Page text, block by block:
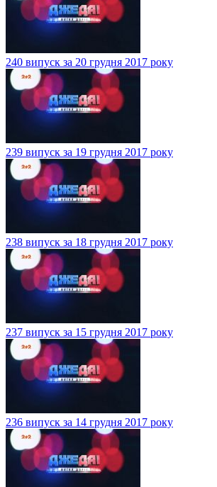
240 випуск за 20 грудня 2017 року
239 випуск за 19 грудня 2017 року
238 випуск за 18 грудня 2017 року
237 випуск за 15 грудня 2017 року
236 випуск за 14 грудня 2017 року